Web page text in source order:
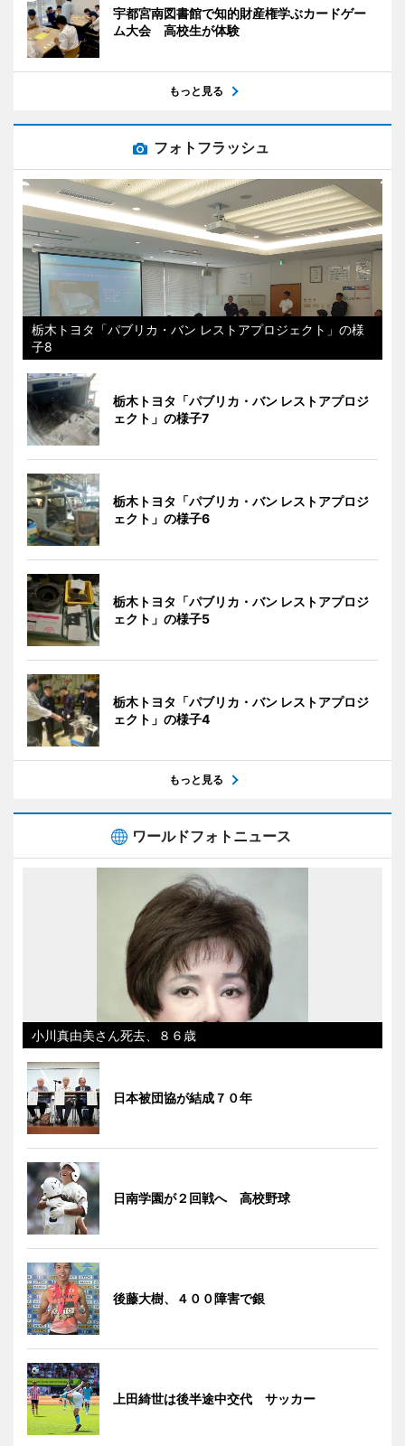
宇都宮南図書館で知的財産権学ぶカードゲー
ム大会 高校生が体験
もっと見る
フォトフラッシュ
栃木トヨタ「パブリカ・バン レストアプロジェクト」の様
子8
栃木トヨタ「パブリカ・バン レストアプロジ
ェクト」の様子7
栃木トヨタ「パブリカ・バン レストアプロジ
ェクト」の様子6
栃木トヨタ「パブリカ・バン レストアプロジ
ェクト」の様子5
栃木トヨタ「パブリカ・バン レストアプロジ
ェクト」の様子4
もっと見る
ワールドフォトニュース
小川真由美さん死去、８６歳
日本被団協が結成７０年
日南学園が２回戦へ 高校野球
後藤大樹、４００障害で銀
上田綺世は後半途中交代 サッカー